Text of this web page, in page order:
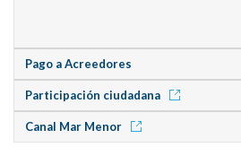
Pago a Acreedores
Participación ciudadana
Canal Mar Menor